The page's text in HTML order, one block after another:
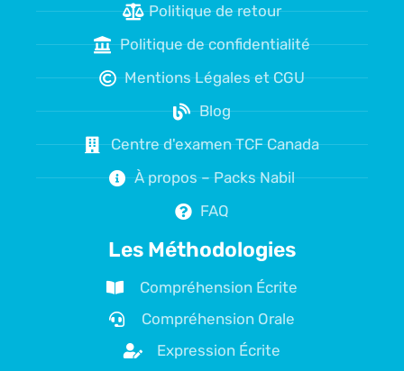
Politique de retour
Politique de confidentialité
Mentions Légales et CGU
Blog
Centre d'examen TCF Canada
À propos – Packs Nabil
FAQ
Les Méthodologies
Compréhension Écrite
Compréhension Orale
Expression Écrite